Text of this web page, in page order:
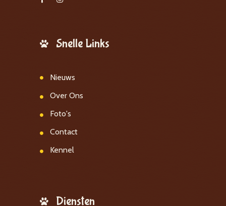
Snelle Links
Nieuws
Over Ons
Foto's
Contact
Kennel
Diensten